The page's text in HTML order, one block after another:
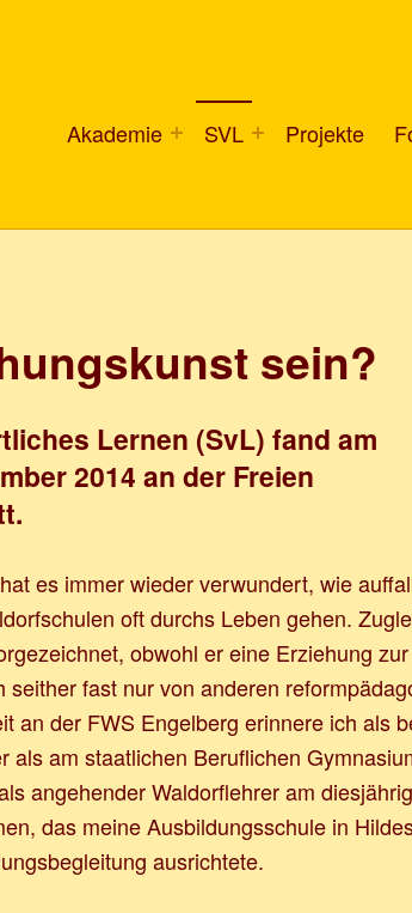
Akademie SVL Projekte
sein?
Lernen (SvL) fand am
2014 an der Freien
es immer wieder verwundert, wie
oft durchs Leben gehen.
obwohl er eine Erziehung
fast nur von anderen
an der FWS Engelberg erinnere ich als
am staatlichen Beruflichen
angehender Waldorflehrer am
das meine Ausbildungsschule in
ausrichtete.